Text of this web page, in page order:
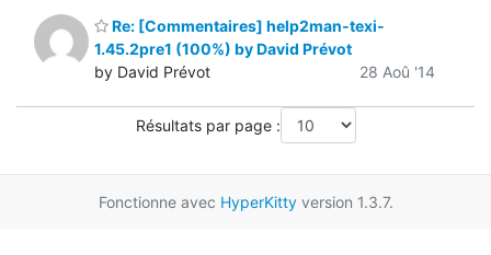
Re: [Commentaires] help2man-texi-
1.45.2pre1 (100%) by David Prévot
by David Prévot
28 Aoû '14
Résultats par page :
Fonctionne avec HyperKittyversion 1.3.7.